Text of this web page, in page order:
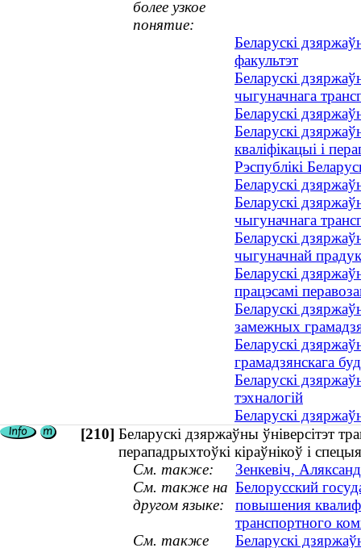
более узкое
понятие:
Беларускі
факультэт
Беларускі
чыгуначнага
Беларускі
Беларускі
кваліфікацыі і
Рэспублікі
Беларускі
Беларускі
чыгуначнага
Беларускі
чыгуначнай
Беларускі
працэсамі
Беларускі
замежных
Беларускі
грамадзянскага
Беларускі
тэхналогій
Беларускі
[210] Беларускі дзяржаўны ўніверсітэт
перападрыхтоўкі кіраўнікоў і
См. также:
Зенкевіч,
См. также на
другом языке:
Белорусский
повышения
транспортного
См. также
Беларускі